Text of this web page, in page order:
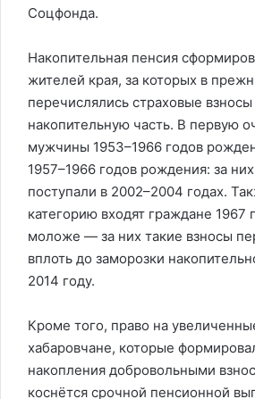
Соцфонда.
Накопительная пенсия
жителей края, за которых в
перечислялись страховые взносы
накопительную часть. В первую
мужчины 1953–1966 годов
1957–1966 годов рождения: за
поступали в 2002–2004 годах.
категорию входят граждане 1967
моложе — за них такие взносы
вплоть до заморозки
2014 году.
Кроме того, право на
хабаровчане, которые
накопления добровольными
коснётся срочной пенсионной